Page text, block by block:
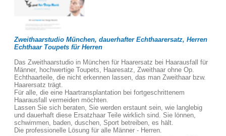
Zweithaarstudio München, dauerhafter Echthaarersatz, Herren
Echthaar Toupets für Herren
Das Zweithaarstudio in München für Haarersatz bei Haarausfall für
Männer, hochwertige Toupets, Haaresatz, Zweithaar ohne Op.
Echthaarteile, die nicht erkennen lassen, das man Zweithaar bzw.
Haarersatz trägt.
Für alle, die eine Haartransplantation bei fortgeschrittenem
Haarausfall vermeiden möchten.
Lassen Sie sich beraten, Sie werden erstaunt sein, wie langlebig
und dauerhaft diese Ersatzhaar Teile wirklich sind. Sie lönnen,
schwimmen, baden, duschen, Sport betreiben, es hält.
Die professionelle Lösung für alle Männer - Herren.